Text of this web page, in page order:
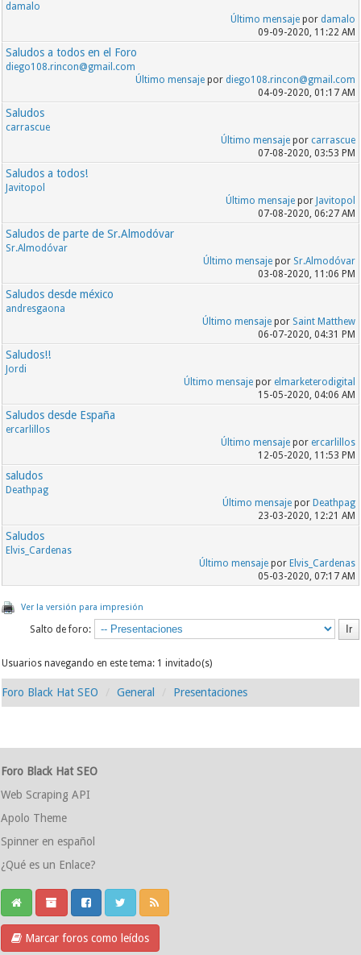
damalo
Último mensajepor damalo
09-09-2020, 11:22 AM
Saludos a todos en el Foro
diego108.rincon@gmail.com
Último mensajepor diego108.rincon@gmail.com
04-09-2020, 01:17 AM
Saludos
carrascue
Último mensajepor carrascue
07-08-2020, 03:53 PM
Saludos a todos!
Javitopol
Último mensajepor Javitopol
07-08-2020, 06:27 AM
Saludos de parte de Sr.Almodóvar
Sr.Almodóvar
Último mensajepor Sr.Almodóvar
03-08-2020, 11:06 PM
Saludos desde méxico
andresgaona
Último mensajepor Saint Matthew
06-07-2020, 04:31 PM
Saludos!!
Jordi
Último mensajepor elmarketerodigital
15-05-2020, 04:06 AM
Saludos desde España
ercarlillos
Último mensajepor ercarlillos
12-05-2020, 11:53 PM
saludos
Deathpag
Último mensajepor Deathpag
23-03-2020, 12:21 AM
Saludos
Elvis_Cardenas
Último mensajepor Elvis_Cardenas
05-03-2020, 07:17 AM
Ver la versión para impresión
Salto de foro:
Usuarios navegando en este tema: 1 invitado(s)
Foro Black Hat SEO General Presentaciones
Foro Black Hat SEO
Web Scraping API
Apolo Theme
Spinner en español
¿Qué es un Enlace?
Marcar foros como leídos